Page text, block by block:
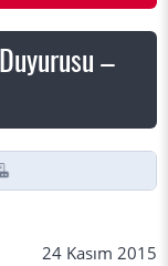
–
24 Kasım 2015